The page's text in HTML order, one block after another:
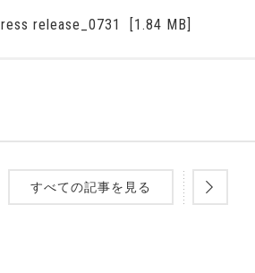
release_0731 [1.84 MB]
すべての記事を見る